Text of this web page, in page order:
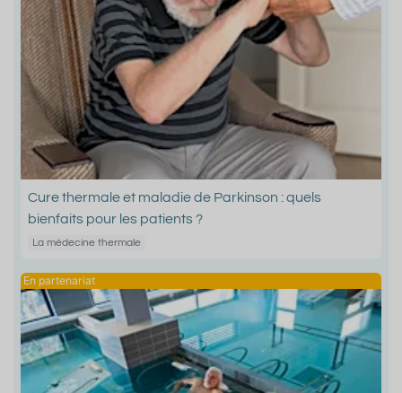
Cure thermale et maladie de Parkinson : quels
bienfaits pour les patients ?
La médecine thermale